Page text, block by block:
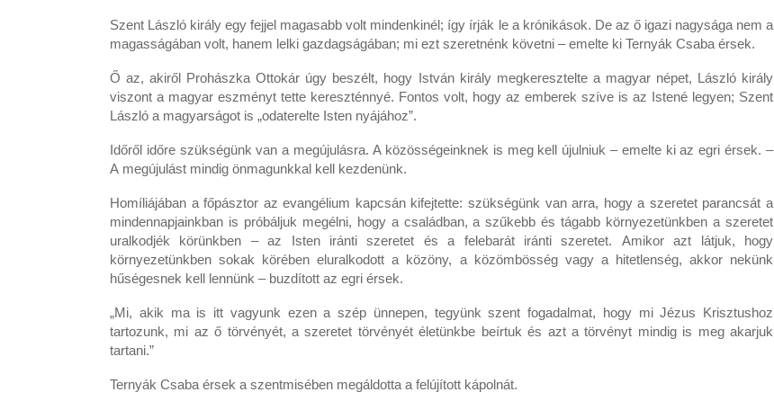
Szent László király egy fejjel magasabb volt mindenkinél; így írják le a krónikások. De az ő igazi nagysága nem a
magasságában volt, hanem lelki gazdagságában; mi ezt szeretnénk követni – emelte ki Ternyák Csaba érsek.
Ő az, akiről Prohászka Ottokár úgy beszélt, hogy István király megkeresztelte a magyar népet, László király
viszont a magyar eszményt tette kereszténnyé. Fontos volt, hogy az emberek szíve is az Istené legyen; Szent
László a magyarságot is „odaterelte Isten nyájához”.
Időről időre szükségünk van a megújulásra. A közösségeinknek is meg kell újulniuk – emelte ki az egri érsek. –
A megújulást mindig önmagunkkal kell kezdenünk.
Homíliájában a főpásztor az evangélium kapcsán kifejtette: szükségünk van arra, hogy a szeretet parancsát a
mindennapjainkban is próbáljuk megélni, hogy a családban, a szűkebb és tágabb környezetünkben a szeretet
uralkodjék körünkben – az Isten iránti szeretet és a felebarát iránti szeretet. Amikor azt látjuk, hogy
környezetünkben sokak körében eluralkodott a közöny, a közömbösség vagy a hitetlenség, akkor nekünk
hűségesnek kell lennünk – buzdított az egri érsek.
„Mi, akik ma is itt vagyunk ezen a szép ünnepen, tegyünk szent fogadalmat, hogy mi Jézus Krisztushoz
tartozunk, mi az ő törvényét, a szeretet törvényét életünkbe beírtuk és azt a törvényt mindig is meg akarjuk
tartani.”
Ternyák Csaba érsek a szentmisében megáldotta a felújított kápolnát.